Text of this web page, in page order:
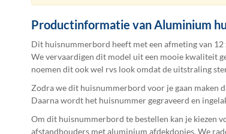
de
gallerij
Productinformatie van Aluminium
Dit huisnummerbord heeft met een afmeting van
We vervaardigen dit model uit een mooie kwaliteit
noemen dit ook wel rvs look omdat de uitstraling
Zodra we dit huisnummerbord voor je gaan maken
Daarna wordt het huisnummer gegraveerd en
Om dit huisnummerbord te bestellen kan je kiezen
afstandhouders met aluminium afdekdopjes. We